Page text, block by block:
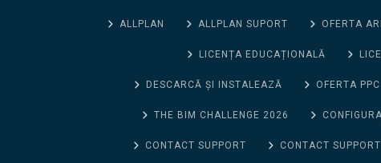
ALLPLAN ALLPLAN SUPORT OFERTA
LICENȚA EDUCAȚIONALĂ
DESCARCĂ ȘI INSTALEAZĂ OFERTA PPC
THE BIM CHALLENGE 2026
CONTACT SUPPORT CONTACT SUPPORT